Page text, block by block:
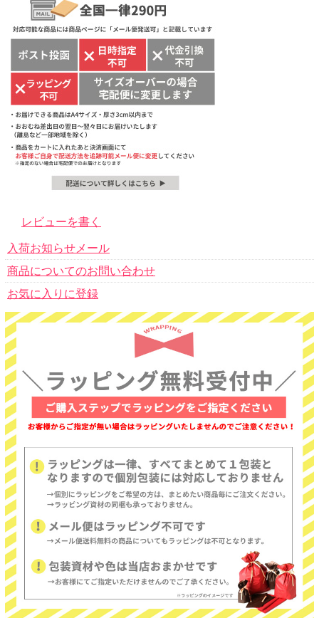
レビューを書く
入荷お知らせメール
商品についてのお問い合わせ
お気に入りに登録